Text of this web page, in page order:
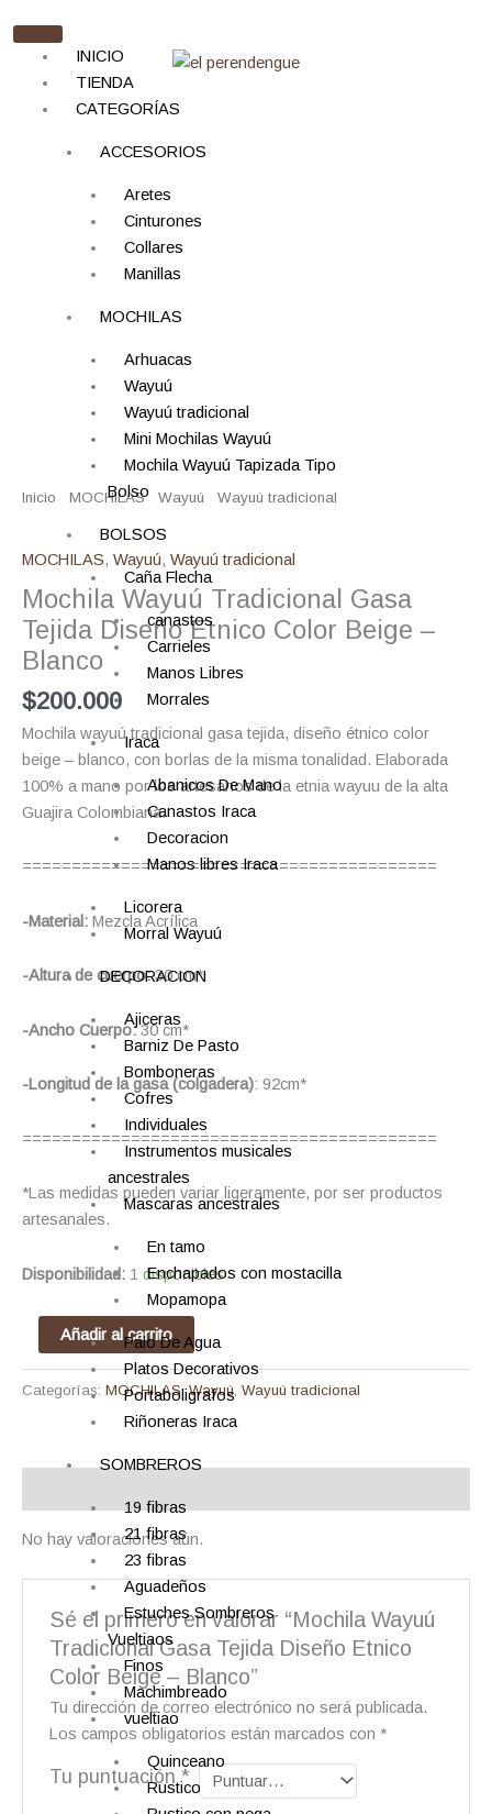
contenido
INICIO
TIENDA
CATEGORÍAS
ACCESORIOS
Aretes
Cinturones
Collares
Manillas
MOCHILAS
Arhuacas
Wayuú
Wayuú tradicional
Mini Mochilas Wayuú
Mochila Wayuú Tapizada Tipo
Bolso
BOLSOS
Caña Flecha
canastos
Carrieles
Manos Libres
Morrales
Iraca
Abanicos De Mano
Canastos Iraca
Decoracion
Manos libres Iraca
Licorera
Morral Wayuú
DECORACION
Ajiceras
Barniz De Pasto
Bomboneras
Cofres
Individuales
Instrumentos musicales
ancestrales
Mascaras ancestrales
En tamo
Enchapados con mostacilla
Mopamopa
Palo De Agua
Platos Decorativos
Portaboligrafos
Riñoneras Iraca
SOMBREROS
19 fibras
21 fibras
23 fibras
Aguadeños
Estuches Sombreros
Vueltiaos
Finos
Machimbreado
vueltiao
Quinceano
Rustico
Inicio MOCHILAS/ Wayuú Wayuú tradicional
MOCHILAS, Wayuú, Wayuú tradicional
Mochila Wayuú Tradicional Gasa
Tejida Diseño Etnico Color Beige –
Blanco
$200.000
Mochila wayuú tradicional gasa tejida, diseño étnico color
beige – blanco, con borlas de la misma tonalidad. Elaborada
100% a mano por los artesanos de la etnia wayuu de la alta
Guajira Colombiana.
==========================================
-Material: Mezcla Acrílica
-Altura de cuerpo:30 cm*
-Ancho Cuerpo:30 cm*
-Longitud de la gasa (colgadera): 92cm*
==========================================
*Las medidas pueden variar ligeramente, por ser productos
artesanales.
Disponibilidad: 1 disponibles
Tradicional
cantidad
Añadir al carrito
Categorías: MOCHILAS,Wayuú Wayuú tradicional
No hay valoraciones aún.
Sé el primero en valorar “Mochila Wayuú
Tradicional Gasa Tejida Diseño Etnico
Color Beige – Blanco”
Tu dirección de correo electrónico no será publicada.
Los campos obligatorios están marcados con *
Tu puntuación*